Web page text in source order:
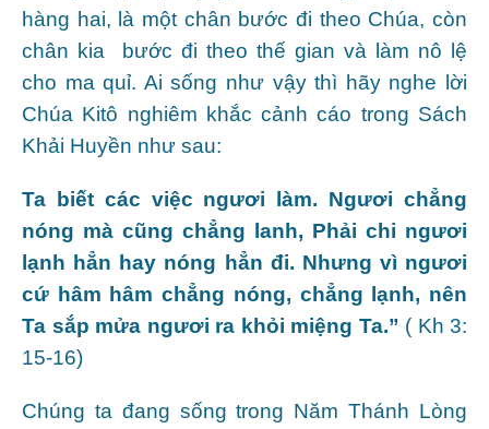
hàng hai, là một chân bước đi theo Chúa, còn
chân kia bước đi theo thế gian và làm nô lệ
cho ma quỉ. Ai sống như vậy thì hãy nghe lời
Chúa Kitô nghiêm khắc cảnh cáo trong Sách
Khải Huyền như sau:
Ta biết các việc ngươi làm. Ngươi chẳng
nóng mà cũng chẳng lanh, Phải chi ngươi
lạnh hẳn hay nóng hẳn đi. Nhưng vì ngươi
cứ hâm hâm chẳng nóng, chẳng lạnh, nên
Ta sắp mửa ngươi ra khỏi miệng Ta.” ( Kh 3:
15-16)
Chúng ta đang sống trong Năm Thánh Lòng